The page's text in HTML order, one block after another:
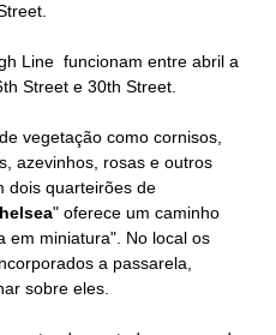
Line funcionam entre abril a
Street e 30th Street.
vegetação como cornisos,
azevinhos, rosas e outros
dois quarteirões de
" oferece um caminho
em miniatura". No local os
a passarela,
sobre eles.